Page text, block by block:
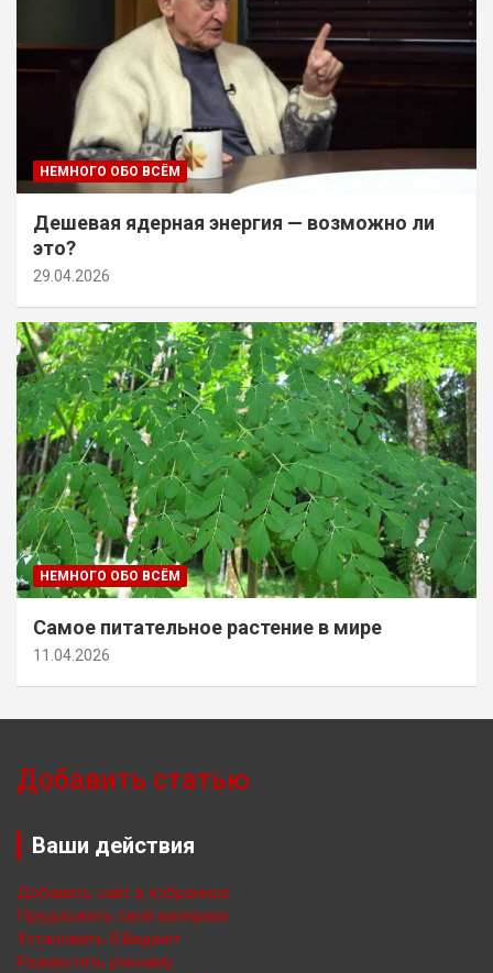
НЕМНОГО ОБО ВСЁМ
Дешевая ядерная энергия — возможно ли
это?
29.04.2026
НЕМНОГО ОБО ВСЁМ
Самое питательное растение в мире
11.04.2026
Добавить статью
Ваши действия
Добавить сайт в избранное
Предложить свой материал
Установить Я.Виджет
Разместить рекламу